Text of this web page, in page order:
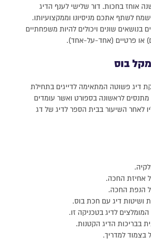
יותר מ-30 שנה אוחז בחכות. דור שלישי לענף הדיג
לשתף אתכם מניסיונו וממקצועיותו.
בנושאים שונים ויכולים להיות משפחתיים
או פרטיים (אחד-על-אחד).
בוס
דיג פשוטה המתאימה לדייגים בתחילת
מתנסים לראשונה בספורט ואשר עומדים
לאחר השיעור בבית הספר לדיג של דג
אחיזת החכה.
הנפת החכה.
ושיטות דיג עם חכת בוס.
לדיג בטכניקה זו.
בבריכות הדיג הקטנות.
בצמוד למדריך.